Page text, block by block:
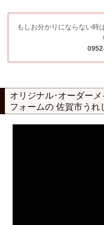
もしお分かりにならない時
オリジナル･オーダー
フォームの 佐賀市うれ